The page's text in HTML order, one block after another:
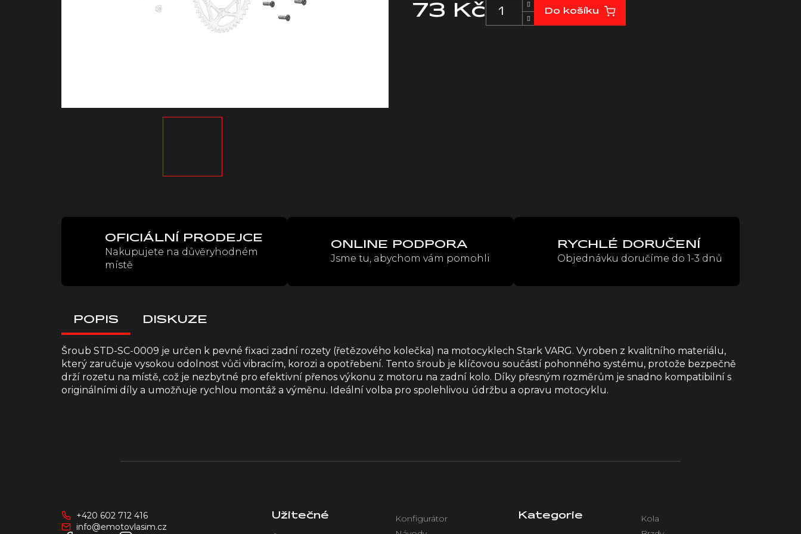
73 Kč
Do košíku
OFICIÁLNÍ PRODEJCE
Nakupujete na důvěryhodném
místě
ONLINE PODPORA
Jsme tu, abychom vám pomohli
RYCHLÉ DORUČENÍ
Objednávku doručíme do 1-3 dnů
POPIS DISKUZE
Šroub STD-SC-0009 je určen k pevné fixaci zadní rozety (řetězového kolečka) na motocyklech Stark VARG. Vyroben z kvalitního materiálu,
který zaručuje vysokou odolnost vůči vibracím, korozi a opotřebení. Tento šroub je klíčovou součástí pohonného systému, protože bezpečně
drží rozetu na místě, což je nezbytné pro efektivní přenos výkonu z motoru na zadní kolo. Díky přesným rozměrům je snadno kompatibilní s
originálními díly a umožňuje rychlou montáž a výměnu. Ideální volba pro spolehlivou údržbu a opravu motocyklu.
+420 602 712 416
info@emotovlasim.cz
Užitečné
Konfigurátor
Kategorie
Kola